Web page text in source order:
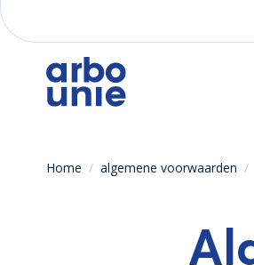
Home / algemene voorwaarden /